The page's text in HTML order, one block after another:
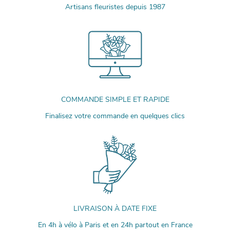
Artisans fleuristes depuis 1987
COMMANDE SIMPLE ET RAPIDE
Finalisez votre commande en quelques clics
LIVRAISON À DATE FIXE
En 4h à vélo à Paris et en 24h partout en France